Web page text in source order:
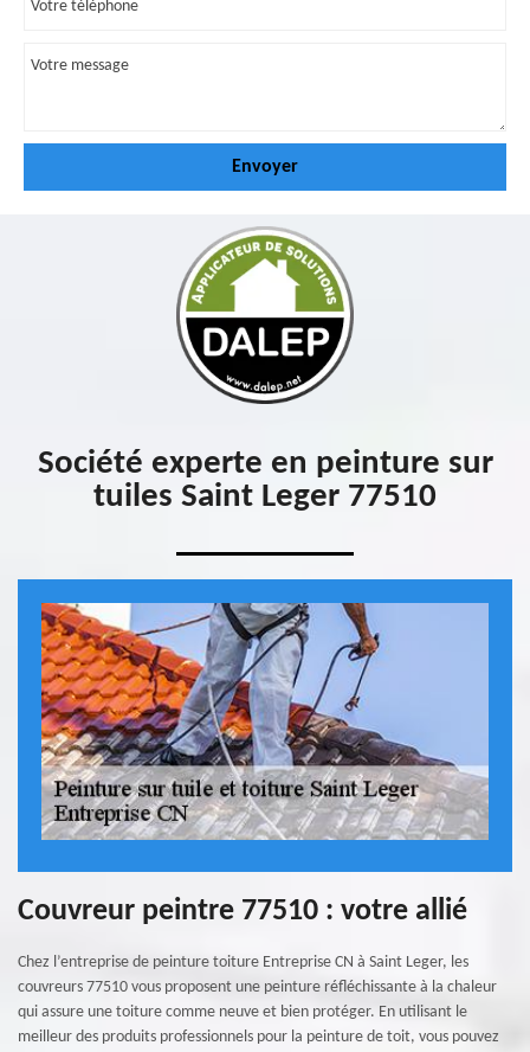
Société experte en peinture sur
tuiles Saint Leger 77510
Couvreur peintre 77510 : votre allié
Chez l’entreprise de peinture toiture Entreprise CN à Saint Leger, les
couvreurs 77510 vous proposent une peinture réfléchissante à la chaleur
qui assure une toiture comme neuve et bien protéger. En utilisant le
meilleur des produits professionnels pour la peinture de toit, vous pouvez